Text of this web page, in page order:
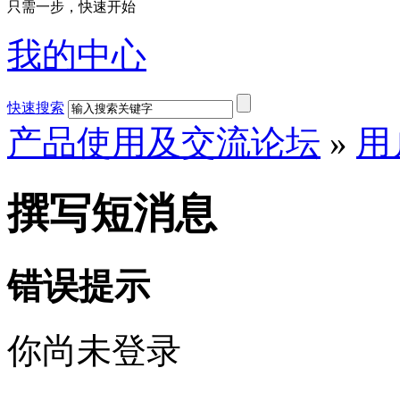
只需一步，快速开始
我的中心
快速搜索
产品使用及交流论坛 »
撰写短消息
错误提示
你尚未登录